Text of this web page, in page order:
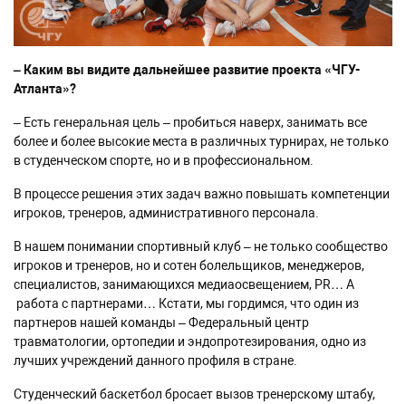
– Каким вы видите дальнейшее развитие проекта «ЧГУ-
Атланта»?
– Есть генеральная цель – пробиться наверх, занимать все
более и более высокие места в различных турнирах, не только
в студенческом спорте, но и в профессиональном.
В процессе решения этих задач важно повышать компетенции
игроков, тренеров, административного персонала.
В нашем понимании спортивный клуб – не только сообщество
игроков и тренеров, но и сотен болельщиков, менеджеров,
специалистов, занимающихся медиаосвещением, PR… А
работа с партнерами… Кстати, мы гордимся, что один из
партнеров нашей команды – Федеральный центр
травматологии, ортопедии и эндопротезирования, одно из
лучших учреждений данного профиля в стране.
Студенческий баскетбол бросает вызов тренерскому штабу,